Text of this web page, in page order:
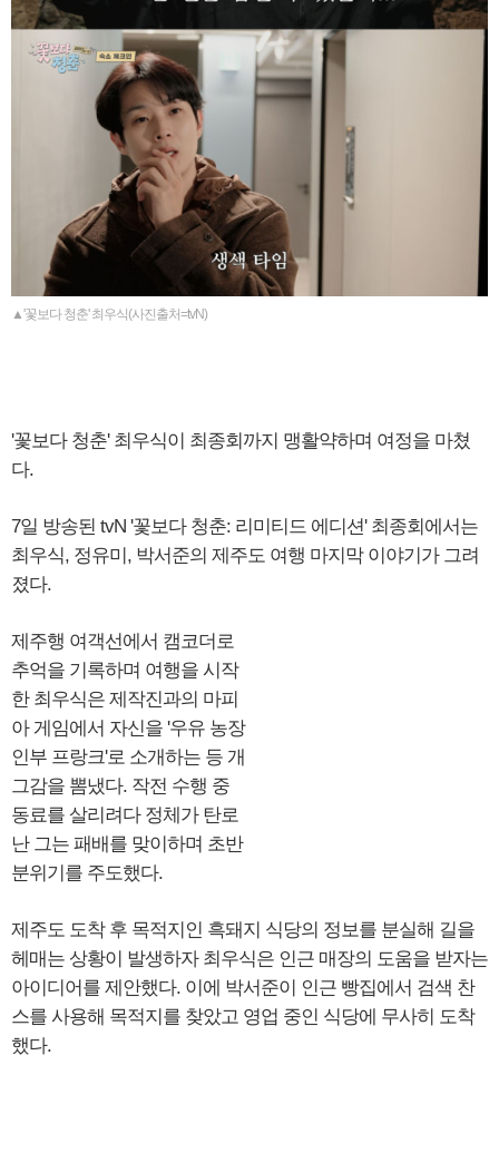
▲'꽃보다 청춘' 최우식(사진출처=tvN)
'꽃보다 청춘' 최우식이 최종회까지 맹활약하며 여정을 마쳤
다.
7일 방송된 tvN '꽃보다 청춘: 리미티드 에디션' 최종회에서는
최우식, 정유미, 박서준의 제주도 여행 마지막 이야기가 그려
졌다.
제주행 여객선에서 캠코더로
추억을 기록하며 여행을 시작
한 최우식은 제작진과의 마피
아 게임에서 자신을 '우유 농장
인부 프랑크'로 소개하는 등 개
그감을 뽐냈다. 작전 수행 중
동료를 살리려다 정체가 탄로
난 그는 패배를 맞이하며 초반
분위기를 주도했다.
제주도 도착 후 목적지인 흑돼지 식당의 정보를 분실해 길을
헤매는 상황이 발생하자 최우식은 인근 매장의 도움을 받자는
아이디어를 제안했다. 이에 박서준이 인근 빵집에서 검색 찬
스를 사용해 목적지를 찾았고 영업 중인 식당에 무사히 도착
했다.